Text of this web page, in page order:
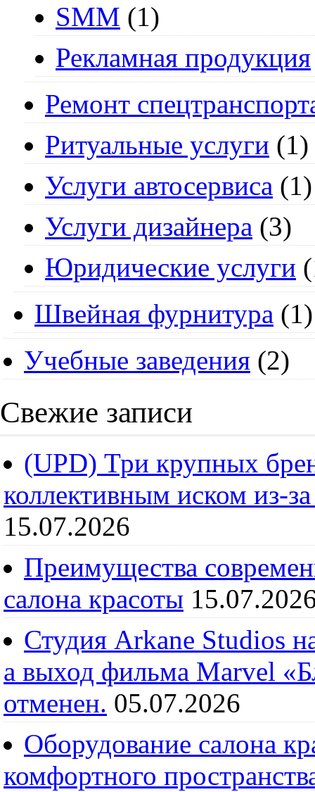
SMM (1)
Рекламная продукция
Ремонт
Ритуальные услуги (1)
Услуги автосервиса (1)
Услуги дизайнера (3)
Юридические услуги
Швейная фурнитура (1)
Учебные заведения (2)
Свежие записи
(UPD) Три крупных
коллективным иском из-
15.07.2026
Преимущества
салона красоты
Студия Arkane Studios
а выход фильма Marvel
отменен. 05.07.2026
Оборудование салона
комфортного